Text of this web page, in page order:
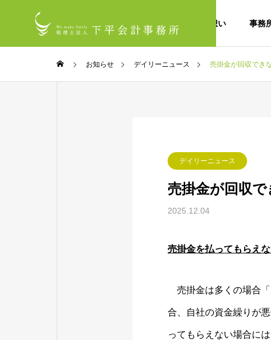
私たちの想い 事務
お知らせ デイリーニュース 売掛金が回収でき
デイリーニュース
売掛金が回収で
2025.12.04
売掛金を払ってもらえ
売掛金は多くの場合「
合、自社の資金繰りが
ってもらえない場合に